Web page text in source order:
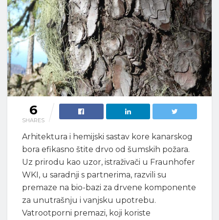
6
SHARES
Arhitektura i hemijski sastav kore kanarskog
bora efikasno štite drvo od šumskih požara.
Uz prirodu kao uzor, istraživači u Fraunhofer
WKI, u saradnji s partnerima, razvili su
premaze na bio-bazi za drvene komponente
za unutrašnju i vanjsku upotrebu.
Vatrootporni premazi, koji koriste